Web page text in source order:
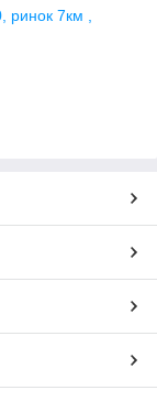
ринок 7км ,